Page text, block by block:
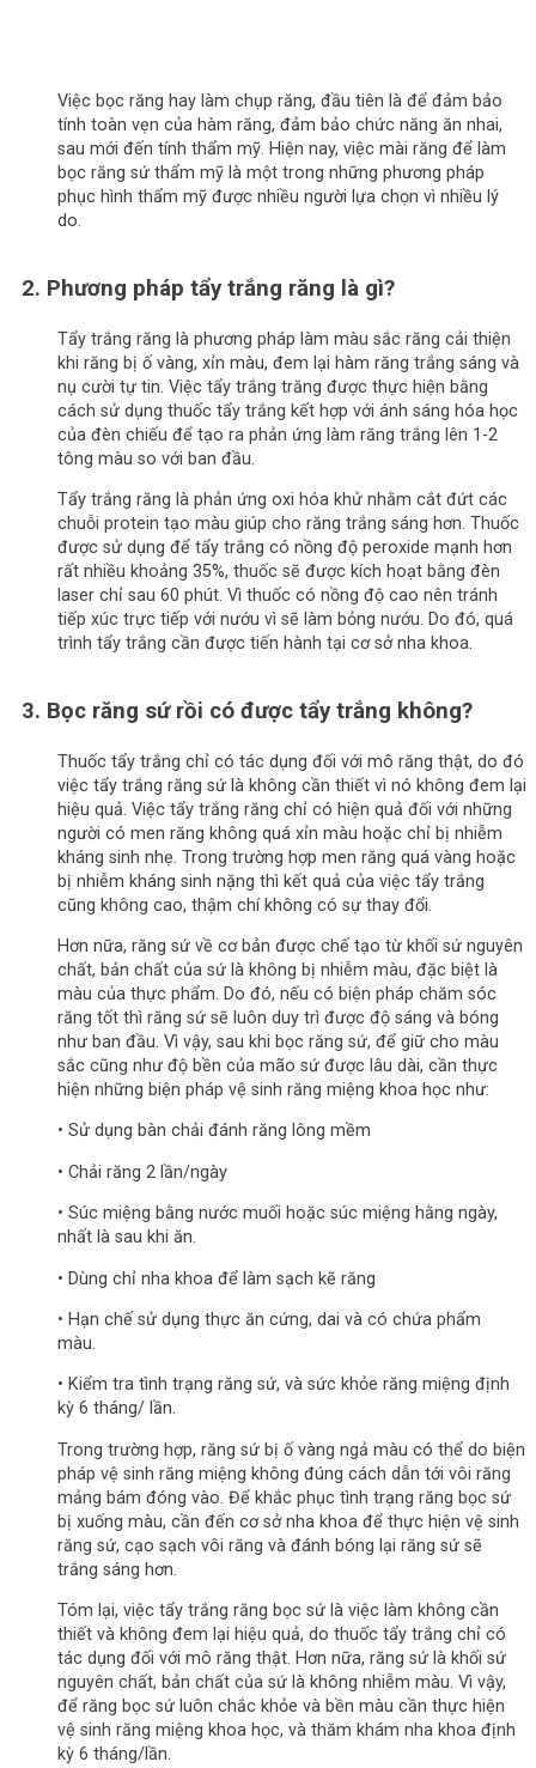
Việc bọc răng hay làm chụp răng, đầu tiên là để đảm bảo
tính toàn vẹn của hàm răng, đảm bảo chức năng ăn nhai,
sau mới đến tính thẩm mỹ. Hiện nay, việc mài răng để làm
bọc răng sứ thẩm mỹ là một trong những phương pháp
phục hình thẩm mỹ được nhiều người lựa chọn vì nhiều lý
do.
2. Phương pháp tẩy trắng răng là gì?
Tẩy trắng răng là phương pháp làm màu sắc răng cải thiện
khi răng bị ố vàng, xỉn màu, đem lại hàm răng trắng sáng và
nụ cười tự tin. Việc tẩy trắng trăng được thực hiện bằng
cách sử dụng thuốc tẩy trắng kết hợp với ánh sáng hóa học
của đèn chiếu để tạo ra phản ứng làm răng trắng lên 1-2
tông màu so với ban đầu.
Tẩy trắng răng là phản ứng oxi hóa khử nhằm cắt đứt các
chuỗi protein tạo màu giúp cho răng trắng sáng hơn. Thuốc
được sử dụng để tẩy trắng có nồng độ peroxide mạnh hơn
rất nhiều khoảng 35%, thuốc sẽ được kích hoạt bằng đèn
laser chỉ sau 60 phút. Vì thuốc có nồng độ cao nên tránh
tiếp xúc trực tiếp với nướu vì sẽ làm bỏng nướu. Do đó, quá
trình tẩy trắng cần được tiến hành tại cơ sở nha khoa.
3. Bọc răng sứ rồi có được tẩy trắng không?
Thuốc tẩy trắng chỉ có tác dụng đối với mô răng thật, do đó
việc tẩy trắng răng sứ là không cần thiết vì nó không đem lại
hiệu quả. Việc tẩy trắng răng chỉ có hiện quả đối với những
người có men răng không quá xỉn màu hoặc chỉ bị nhiễm
kháng sinh nhẹ. Trong trường hợp men răng quá vàng hoặc
bị nhiễm kháng sinh nặng thì kết quả của việc tẩy trắng
cũng không cao, thậm chí không có sự thay đổi.
Hơn nữa, răng sứ về cơ bản được chế tạo từ khối sứ nguyên
chất, bản chất của sứ là không bị nhiễm màu, đặc biệt là
màu của thực phẩm. Do đó, nếu có biện pháp chăm sóc
răng tốt thì răng sứ sẽ luôn duy trì được độ sáng và bóng
như ban đầu. Vì vậy, sau khi bọc răng sứ, để giữ cho màu
sắc cũng như độ bền của mão sứ được lâu dài, cần thực
hiện những biện pháp vệ sinh răng miệng khoa học như:
• Sử dụng bàn chải đánh răng lông mềm
• Chải răng 2 lần/ngày
• Súc miệng bằng nước muối hoặc súc miệng hằng ngày,
nhất là sau khi ăn.
• Dùng chỉ nha khoa để làm sạch kẽ răng
• Hạn chế sử dụng thực ăn cứng, dai và có chứa phẩm
màu.
• Kiểm tra tình trạng răng sứ, và sức khỏe răng miệng định
kỳ 6 tháng/ lần.
Trong trường hợp, răng sứ bị ố vàng ngả màu có thể do biện
pháp vệ sinh răng miệng không đúng cách dẫn tới vôi răng
mảng bám đóng vào. Để khắc phục tình trạng răng bọc sứ
bị xuống màu, cần đến cơ sở nha khoa để thực hiện vệ sinh
răng sứ, cạo sạch vôi răng và đánh bóng lại răng sứ sẽ
trắng sáng hơn.
Tóm lại, việc tẩy trắng răng bọc sứ là việc làm không cần
thiết và không đem lại hiệu quả, do thuốc tẩy trắng chỉ có
tác dụng đối với mô răng thật. Hơn nữa, răng sứ là khối sứ
nguyên chất, bản chất của sứ là không nhiễm màu. Vì vậy,
để răng bọc sứ luôn chắc khỏe và bền màu cần thực hiện
vệ sinh răng miệng khoa học, và thăm khám nha khoa định
kỳ 6 tháng/lần.